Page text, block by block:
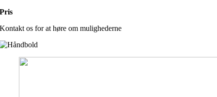
Pris
Kontakt os for at høre om mulighederne